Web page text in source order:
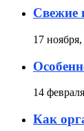
Свежие
17
14
Как